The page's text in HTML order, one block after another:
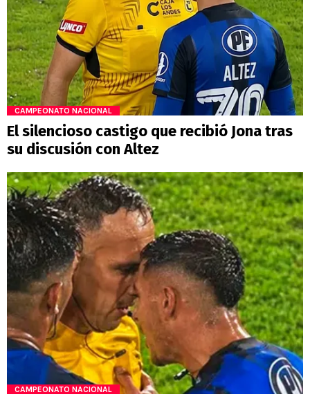
CAMPEONATO NACIONAL
El silencioso castigo que recibió Jona tras
su discusión con Altez
CAMPEONATO NACIONAL